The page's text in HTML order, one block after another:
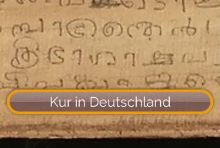
Kur in Deutschland